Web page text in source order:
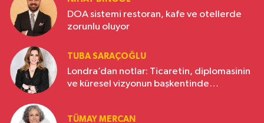
DOA sistemi restoran, kafe ve otellerde
zorunlu oluyor
TUBA SARAÇOĞLU
Londra’dan notlar: Ticaretin, diplomasinin
ve küresel vizyonun başkentinde
TÜMAY MERCAN